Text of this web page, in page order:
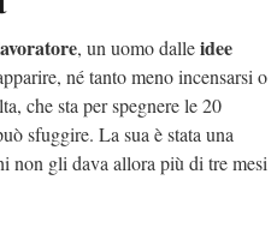
, un uomo dalleidee
né tanto meno incensarsi o
che sta per spegnere le 20
sfuggire. La sua è stata una
non gli dava allora più di tre mesi